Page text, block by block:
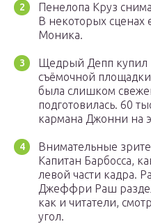
Пенелопа Круз
В некоторых сценах
Моника.
Щедрый Депп купил
съёмочной
была слишком
подготовилась. 60
кармана Джонни на
Внимательные
Капитан Барбосса,
левой части кадра.
Джеффри Раш
как и читатели,
угол.